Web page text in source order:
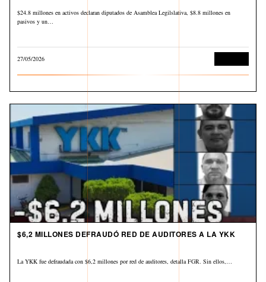
$24.8 millones en activos declaran diputados de Asamblea Legilslativa, $8.8 millones en
pasivos y un…
27/05/2026
$6,2 MILLONES DEFRAUDÓ RED DE AUDITORES A LA YKK
La YKK fue defraudada con $6,2 millones por red de auditores, detalla FGR. Sin ellos,…